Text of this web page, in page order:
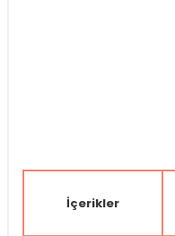
İçerikler